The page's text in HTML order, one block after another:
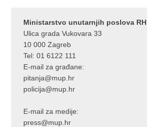
Ministarstvo unutarnjih poslova RH
Ulica grada Vukovara 33
10 000 Zagreb
Tel:01 6122 111
E-mail za građane:
pitanja@mup.hr
policija@mup.hr
E-mail za medije:
press@mup.hr